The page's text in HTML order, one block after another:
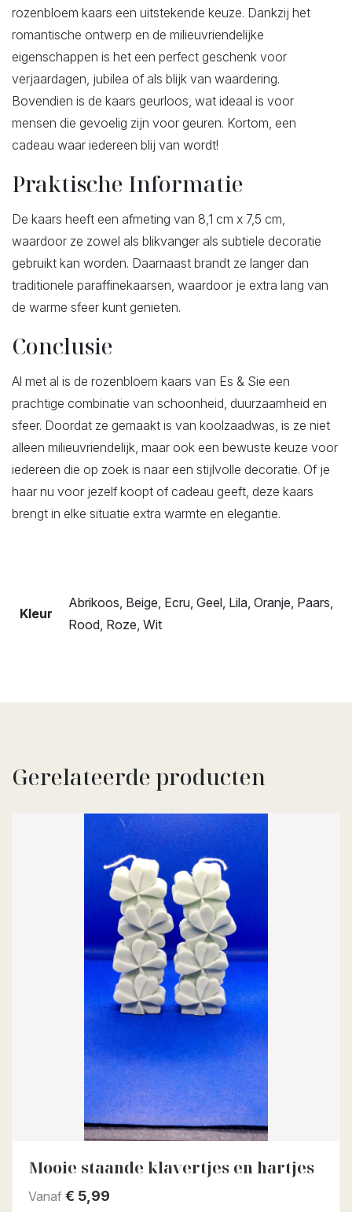
rozenbloem kaars een uitstekende keuze. Dankzij het
romantische ontwerp en de milieuvriendelijke
eigenschappen is het een perfect geschenk voor
verjaardagen, jubilea of als blijk van waardering.
Bovendien is de kaars geurloos, wat ideaal is voor
mensen die gevoelig zijn voor geuren. Kortom, een
cadeau waar iedereen blij van wordt!
Praktische Informatie
De kaars heeft een afmeting van 8,1 cm x 7,5 cm,
waardoor ze zowel als blikvanger als subtiele decoratie
gebruikt kan worden. Daarnaast brandt ze langer dan
traditionele paraffinekaarsen, waardoor je extra lang van
de warme sfeer kunt genieten.
Conclusie
Al met al is de rozenbloem kaars van Es & Sie een
prachtige combinatie van schoonheid, duurzaamheid en
sfeer. Doordat ze gemaakt is van koolzaadwas, is ze niet
alleen milieuvriendelijk, maar ook een bewuste keuze voor
iedereen die op zoek is naar een stijlvolle decoratie. Of je
haar nu voor jezelf koopt of cadeau geeft, deze kaars
brengt in elke situatie extra warmte en elegantie.
Kleur
Abrikoos, Beige, Ecru, Geel, Lila, Oranje, Paars,
Rood, Roze, Wit
Gerelateerde producten
Mooie staande klavertjes en hartjes
Vanaf € 5,99